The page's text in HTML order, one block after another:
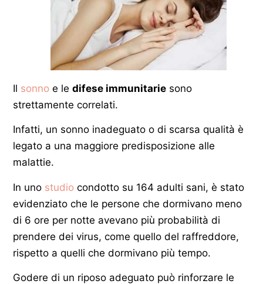
Il sonno e le difese immunitarie sono
strettamente correlati.
Infatti, un sonno inadeguato o di scarsa qualità è
legato a una maggiore predisposizione alle
malattie.
In uno studio condotto su 164 adulti sani, è stato
evidenziato che le persone che dormivano meno
di 6 ore per notte avevano più probabilità di
prendere dei virus, come quello del raffreddore,
rispetto a quelli che dormivano più tempo.
Godere di un riposo adeguato può rinforzare le